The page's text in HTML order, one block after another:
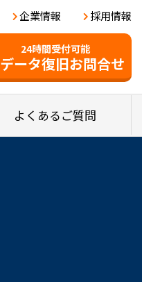
企業情報 採用情報
24時間受付可能
データ復旧お問合せ
よくあるご質問